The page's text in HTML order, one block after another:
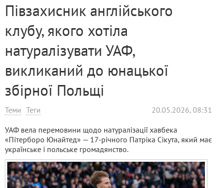
Півзахисник англійського
клубу, якого хотіла
натуралізувати УАФ,
викликаний до юнацької
збірної Польщі
Теми Теги 20.05.2026, 08:31
УАФ вела перемовини щодо натуралізації хавбека
«Пітерборо Юнайтед» — 17-річного Патріка Сікута, який має
українське і польське громадянство.